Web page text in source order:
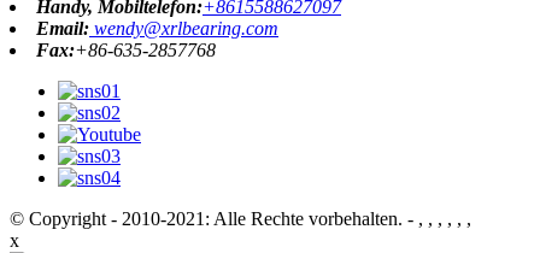
Handy, Mobiltelefon:+8615588627097
Email: wendy@xrlbearing.com
Fax:+86-635-2857768
© Copyright - 2010-2021: Alle Rechte vorbehalten. - , , , , , ,
x